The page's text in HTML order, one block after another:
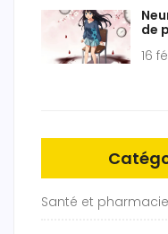
de
16
Santé et pharmacie